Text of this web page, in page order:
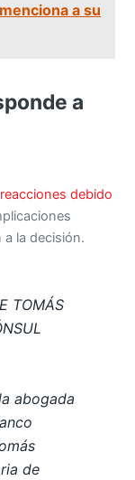
a su
a
debido
la decisión.
TOMÁS
abogada
de